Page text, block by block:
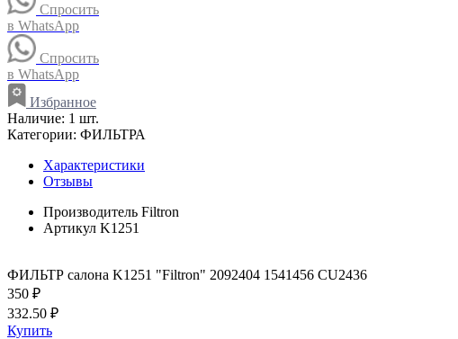
Спросить
в WhatsApp
Спросить
в WhatsApp
Избранное
Наличие: 1 шт.
Категории: ФИЛЬТРА
Характеристики
Отзывы
Производитель Filtron
Артикул K1251
ФИЛЬТР салона K1251 "Filtron" 2092404 1541456 CU2436
350 ₽
332.50 ₽
Купить